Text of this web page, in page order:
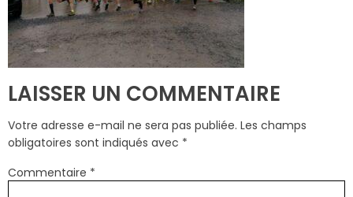
LAISSER UN COMMENTAIRE
Votre adresse e-mail ne sera pas publiée. Les champs
obligatoires sont indiqués avec *
Commentaire *